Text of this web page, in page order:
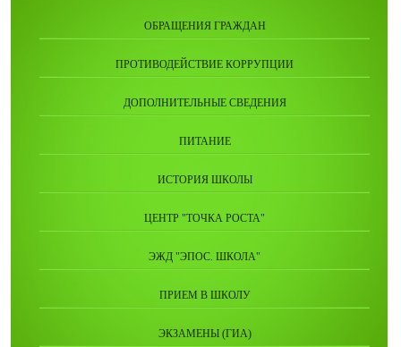
ОБРАЩЕНИЯ ГРАЖДАН
ПРОТИВОДЕЙСТВИЕ КОРРУПЦИИ
ДОПОЛНИТЕЛЬНЫЕ СВЕДЕНИЯ
ПИТАНИЕ
ИСТОРИЯ ШКОЛЫ
ЦЕНТР "ТОЧКА РОСТА"
ЭЖД "ЭПОС. ШКОЛА"
ПРИЕМ В ШКОЛУ
ЭКЗАМЕНЫ (ГИА)